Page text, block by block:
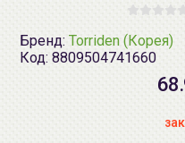
Бренд: Torriden (Корея)
Код: 8809504741660